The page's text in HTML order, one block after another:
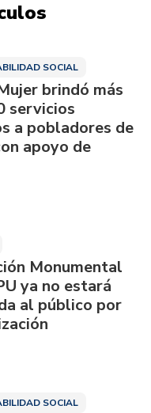
SOCIAL
brindó más
servicios
a pobladores de
apoyo de
Monumental
ya no estará
al público por
SOCIAL